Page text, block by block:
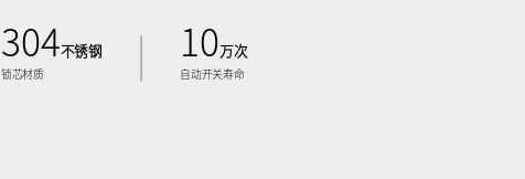
304不锈钢
锁芯材质
10万次
自动开关寿命